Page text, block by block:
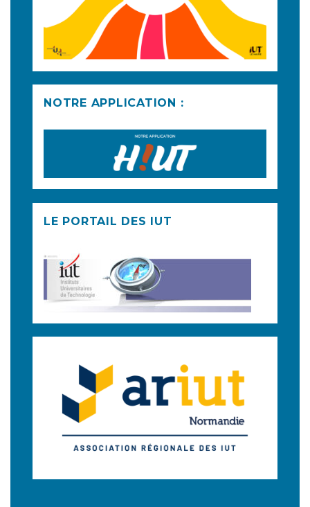
NOTRE APPLICATION :
LE PORTAIL DES IUT